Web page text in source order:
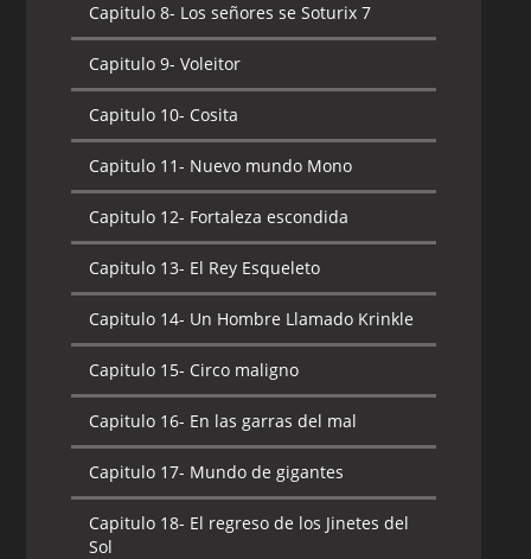
Capitulo 8- Los señores se Soturix 7
Capitulo 9- Voleitor
Capitulo 10- Cosita
Capitulo 11- Nuevo mundo Mono
Capitulo 12- Fortaleza escondida
Capitulo 13- El Rey Esqueleto
Capitulo 14- Un Hombre Llamado Krinkle
Capitulo 15- Circo maligno
Capitulo 16- En las garras del mal
Capitulo 17- Mundo de gigantes
Capitulo 18- El regreso de los Jinetes del
Sol